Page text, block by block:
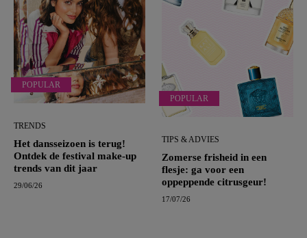
POPULAR
TRENDS
Het dansseizoen is terug!
Ontdek de festival make-up
trends van dit jaar
29/06/26
POPULAR
TIPS & ADVIES
Zomerse frisheid in een
flesje: ga voor een
oppeppende citrusgeur!
17/07/26